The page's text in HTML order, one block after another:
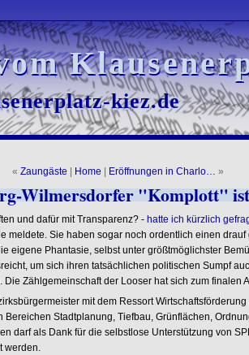
kiez.de
kiez.de
« Zaungäste Home Eröffnungen in Charlo… »
Wilmersdorfer "Komplott"
und dafür mit Transparenz? - hatte ich kürzlich
meldete. Sie haben sogar noch ordentlich einen drauf
eigene Phantasie, selbst unter größtmöglichster
um sich ihren tatsächlichen politischen Sumpf
Zählgemeinschaft der Looser hat sich zum finalen
mit dem Ressort
Bereichen Stadtplanung, Tiefbau, Grünflächen,
darf als Dank für die selbstlose Unterstützung von
werden.